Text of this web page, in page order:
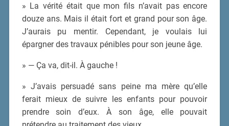
» La vérité était que mon fils n’avait pas encore
douze ans. Mais il était fort et grand pour son âge.
J’aurais pu mentir. Cependant, je voulais lui
épargner des travaux pénibles pour son jeune âge.
» — Ça va, dit-il. À gauche !
» J’avais persuadé sans peine ma mère qu’elle
ferait mieux de suivre les enfants pour pouvoir
prendre soin d’eux. À son âge, elle pouvait